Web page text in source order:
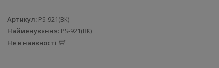
Артикул: PS-921(BK)
Найменування: PS-921(BK)
Не в наявності